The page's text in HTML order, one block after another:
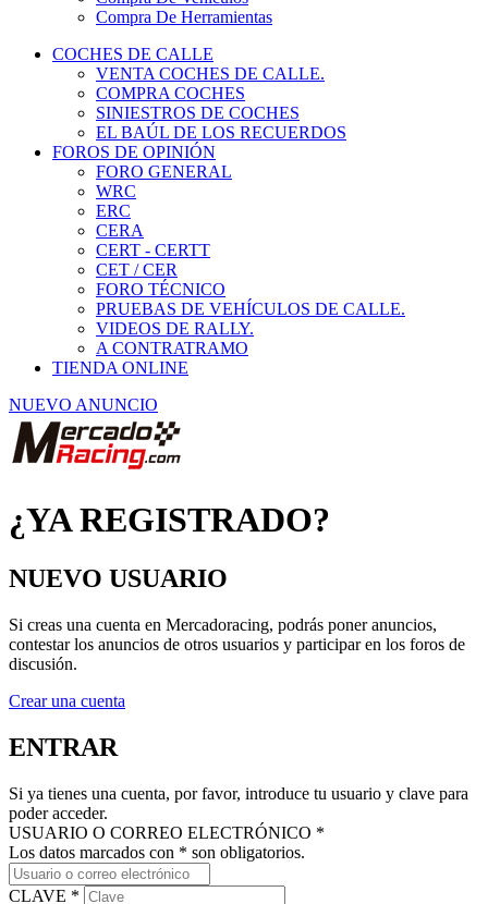
COCHES DE CALLE
VENTA COCHES DE CALLE.
COMPRA COCHES
SINIESTROS DE COCHES
EL BAÚL DE LOS RECUERDOS
FOROS DE OPINIÓN
FORO GENERAL
WRC
ERC
CERA
CERT - CERTT
CET / CER
FORO TÉCNICO
PRUEBAS DE VEHÍCULOS DE CALLE.
VIDEOS DE RALLY.
A CONTRATRAMO
TIENDA ONLINE
NUEVO ANUNCIO
contestar los anuncios de otros usuarios y participar en los foros de
discusión.
Crear una cuenta
poder acceder.
USUARIO O CORREO ELECTRÓNICO *
Los datos marcados con * son obligatorios.
CLAVE *
No cerrar sesión.